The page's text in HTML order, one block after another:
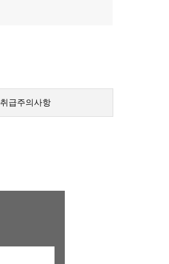
취급주의사항